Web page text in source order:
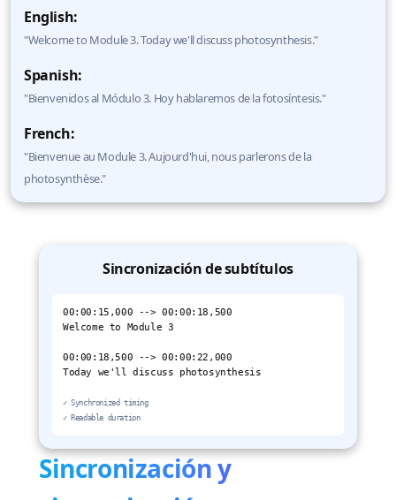
English:
"Welcome to Module 3. Today we'll discuss photosynthesis."
Spanish:
"Bienvenidos al Módulo 3. Hoy hablaremos de la fotosíntesis."
French:
"Bienvenue au Module 3. Aujourd'hui, nous parlerons de la
photosynthèse."
Sincronización de subtítulos
00:00:15,000 --> 00:00:18,500
Welcome to Module 3
00:00:18,500 --> 00:00:22,000
Today we'll discuss photosynthesis
✓ Synchronized timing
✓ Readable duration
Sincronización y